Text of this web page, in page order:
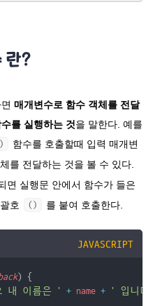
란?
매개변수로 함수 객체를 전달
를 실행하는 것을 말한다. 예를
함수를 호출할때 입력 매개변
를 전달하는 것을 볼 수 있다.
면 실행문 안에서 함수가 들은
호 () 를 붙여 호출한다.
JAVASCRIPT
) {
내 이름은 ' + name + ' 입니